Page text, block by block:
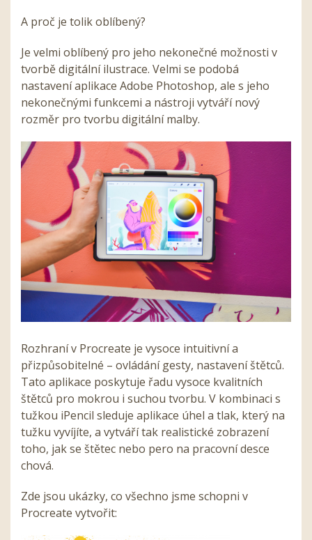
A proč je tolik oblíbený?
Je velmi oblíbený pro jeho nekonečné možnosti v
tvorbě digitální ilustrace. Velmi se podobá
nastavení aplikace Adobe Photoshop, ale s jeho
nekonečnými funkcemi a nástroji vytváří nový
rozměr pro tvorbu digitální malby.
Rozhraní v Procreate je vysoce intuitivní a
přizpůsobitelné – ovládání gesty, nastavení štětců.
Tato aplikace poskytuje řadu vysoce kvalitních
štětců pro mokrou i suchou tvorbu. V kombinaci s
tužkou iPencil sleduje aplikace úhel a tlak, který na
tužku vyvíjíte, a vytváří tak realistické zobrazení
toho, jak se štětec nebo pero na pracovní desce
chová.
Zde jsou ukázky, co všechno jsme schopni v
Procreate vytvořit: